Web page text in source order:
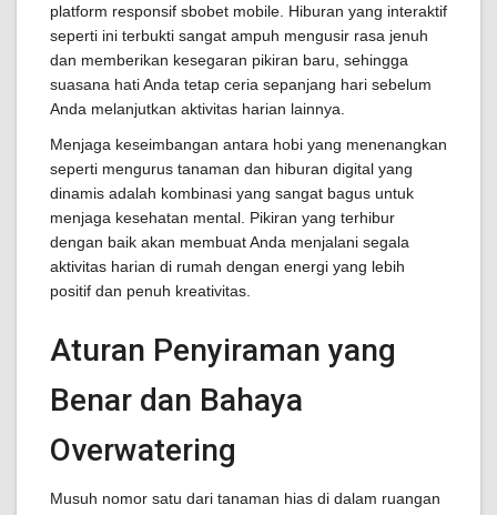
platform responsif sbobet mobile. Hiburan yang interaktif
seperti ini terbukti sangat ampuh mengusir rasa jenuh
dan memberikan kesegaran pikiran baru, sehingga
suasana hati Anda tetap ceria sepanjang hari sebelum
Anda melanjutkan aktivitas harian lainnya.
Menjaga keseimbangan antara hobi yang menenangkan
seperti mengurus tanaman dan hiburan digital yang
dinamis adalah kombinasi yang sangat bagus untuk
menjaga kesehatan mental. Pikiran yang terhibur
dengan baik akan membuat Anda menjalani segala
aktivitas harian di rumah dengan energi yang lebih
positif dan penuh kreativitas.
Aturan Penyiraman yang
Benar dan Bahaya
Overwatering
Musuh nomor satu dari tanaman hias di dalam ruangan